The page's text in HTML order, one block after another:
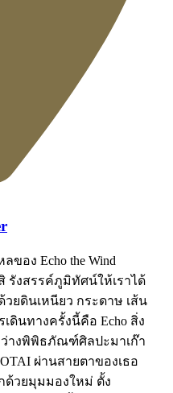
ของ Echo the Wind
รังสรรค์ภูมิทัศน์ให้เราได้
วยดินเหนียว กระดาษ เส้น
ดินทางครั้งนี้คือ Echo สิ่ง
างพิพิธภัณฑ์ศิลปะมาเก๊า
ผ่านสายตาของเธอ
ด้วยมุมมองใหม่ ตั้ง